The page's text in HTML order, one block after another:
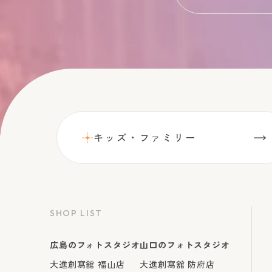
キッズ・ファミリー
SHOP LIST
広島のフォトスタジオ
大進創寫舘 福山店
山口のフォトスタジオ
大進創寫舘 防府店